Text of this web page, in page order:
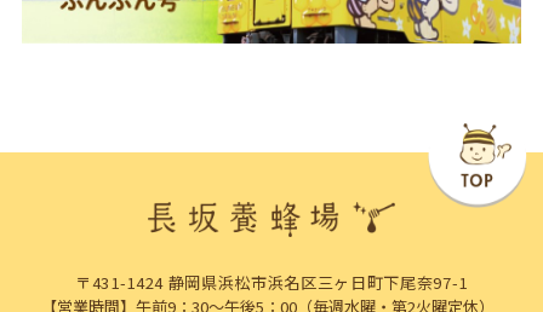
〒431-1424 静岡県浜松市浜名区三ヶ日町下尾奈97-1
【営業時間】午前9：30～午後5：00（毎週水曜・第2火曜定休）